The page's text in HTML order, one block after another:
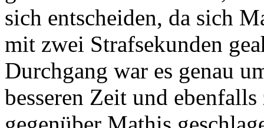
sich entscheiden, da sich
mit zwei Strafsekunden
Durchgang war es genau
besseren Zeit und